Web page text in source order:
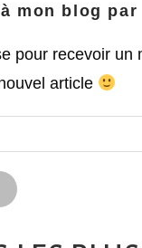
mon blog par
pour recevoir un
article